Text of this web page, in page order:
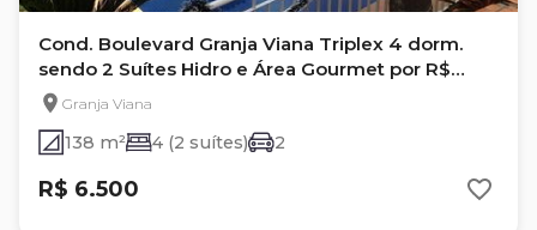
Cond. Boulevard Granja Viana Triplex 4 dorm.
sendo 2 Suítes Hidro e Área Gourmet por R$
920.000,00 - Granja Viana
Granja Viana
138 m² 4 (2 suítes) 2
R$ 6.500